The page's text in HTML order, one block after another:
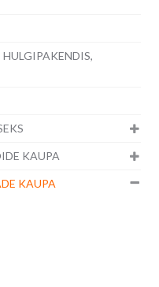
KAUPA
KAUPA